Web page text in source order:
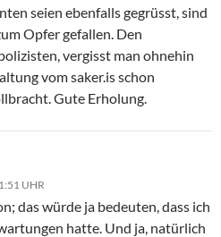
seien ebenfalls gegrüsst, sind
Opfer gefallen. Den
vergisst man ohnehin
vom saker.is schon
Gute Erholung.
UHR
das würde ja bedeuten, dass ich
hatte. Und ja, natürlich